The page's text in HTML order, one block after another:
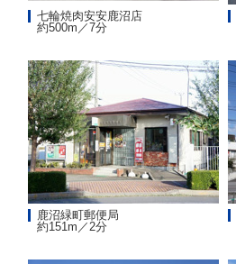
七輪焼肉安安鹿沼店
約500m／7分
鹿沼緑町郵便局
約151m／2分